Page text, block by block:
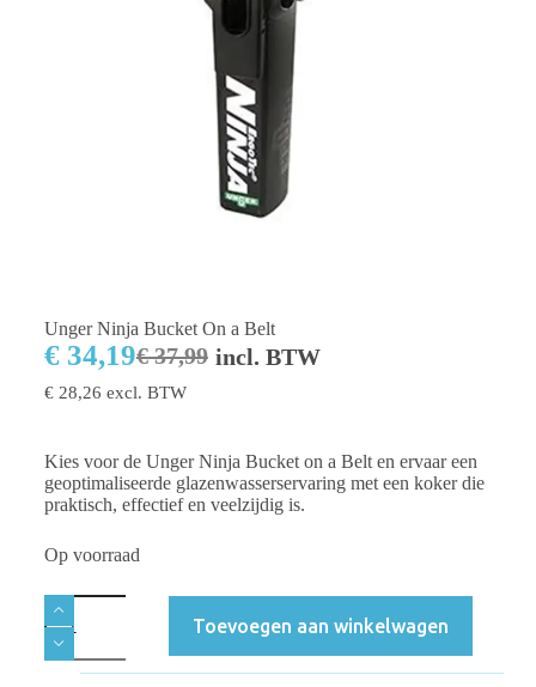
Unger Ninja Bucket On a Belt
€37,99
€34,19 incl. BTW
€28,26 excl. BTW
Kies voor de Unger Ninja Bucket on a Belt en ervaar een
geoptimaliseerde glazenwasserservaring met een koker die
praktisch, effectief en veelzijdig is.
Op voorraad
Toevoegen aan winkelwagen